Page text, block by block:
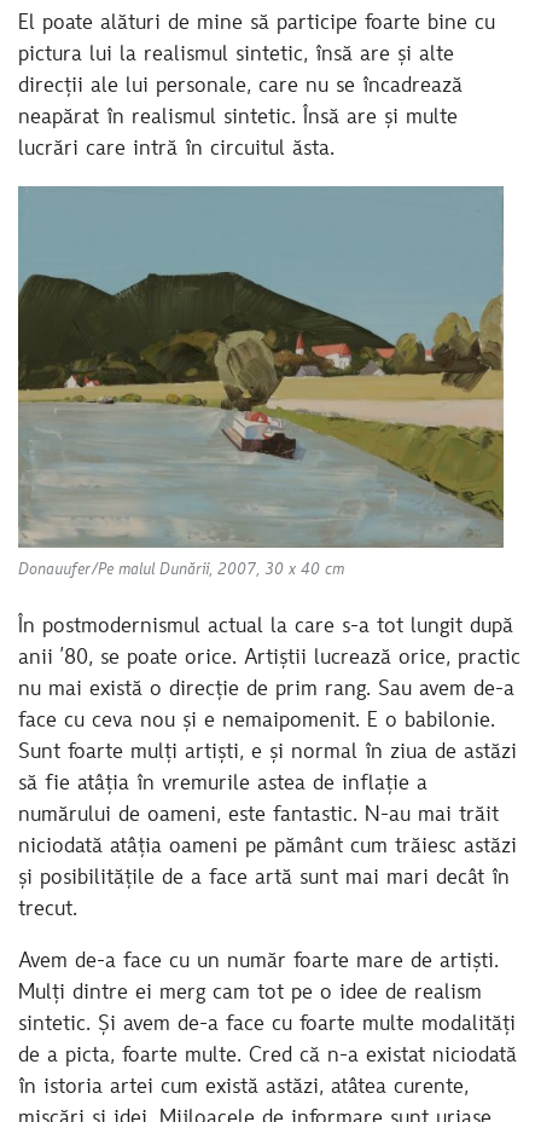
El poate alături de mine să participe foarte bine cu
pictura lui la realismul sintetic, însă are și alte
direcții ale lui personale, care nu se încadrează
neapărat în realismul sintetic. Însă are și multe
lucrări care intră în circuitul ăsta.
Donauufer/Pe malul Dunării, 2007, 30 x 40 cm
În postmodernismul actual la care s-a tot lungit după
anii ’80, se poate orice. Artiștii lucrează orice, practic
nu mai există o direcție de prim rang. Sau avem de-a
face cu ceva nou și e nemaipomenit. E o babilonie.
Sunt foarte mulți artiști, e și normal în ziua de astăzi
să fie atâția în vremurile astea de inflație a
numărului de oameni, este fantastic. N-au mai trăit
niciodată atâția oameni pe pământ cum trăiesc astăzi
și posibilitățile de a face artă sunt mai mari decât în
trecut.
Avem de-a face cu un număr foarte mare de artiști.
Mulți dintre ei merg cam tot pe o idee de realism
sintetic. Și avem de-a face cu foarte multe modalități
de a picta, foarte multe. Cred că n-a existat niciodată
în istoria artei cum există astăzi, atâtea curente,